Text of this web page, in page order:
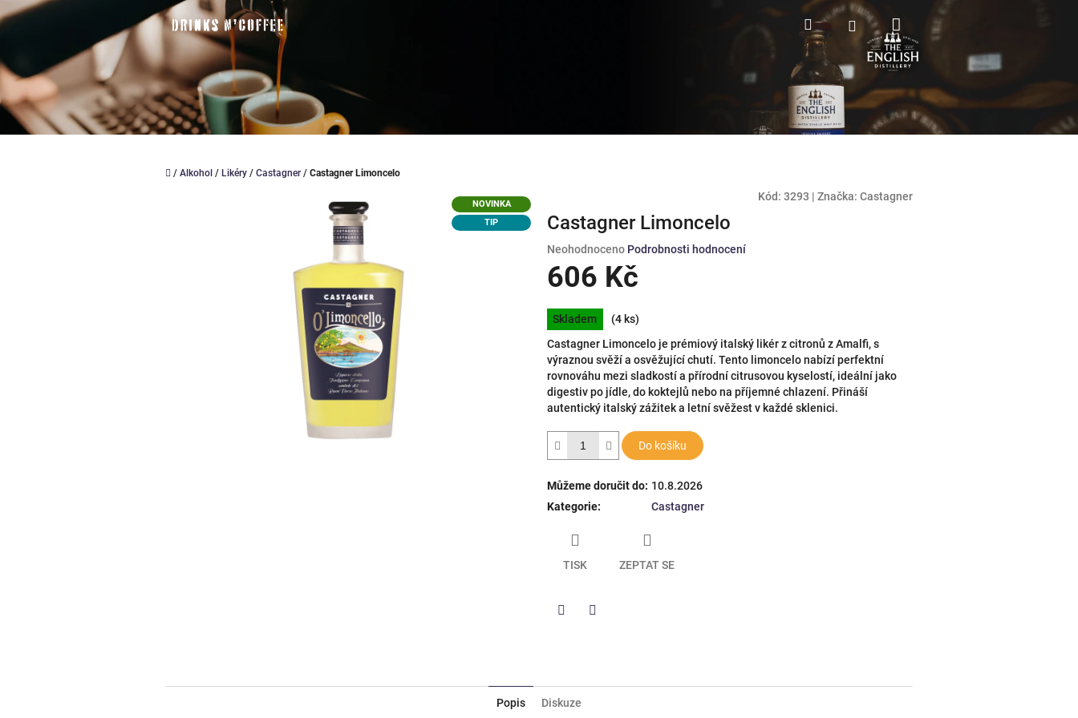
Přejít
na
HledatPřihlášeníNákupní
košík
Domů
/ Alkohol / Likéry / Castagner / Castagner Limoncelo
NOVINKA
TIP
Kód: 3293 | Značka: Castagner
Castagner Limoncelo
Průměrné
hodnocení
produktu
0,0
z
5
hvězdiček.
Neohodnoceno Podrobnosti hodnocení
606 Kč
Měrná
cena:
Skladem
(4 ks)
Castagner Limoncelo je prémiový italský likér z citronů z Amalfi, s
výraznou svěží a osvěžující chutí. Tento limoncelo nabízí perfektní
rovnováhu mezi sladkostí a přírodní citrusovou kyselostí, ideální jako
digestiv po jídle, do koktejlů nebo na příjemné chlazení. Přináší
autentický italský zážitek a letní svěžest v každé sklenici.
Do košíku
Můžeme doručit do: 10.8.2026
Kategorie: Castagner
TISK ZEPTAT SE
Popis Diskuze